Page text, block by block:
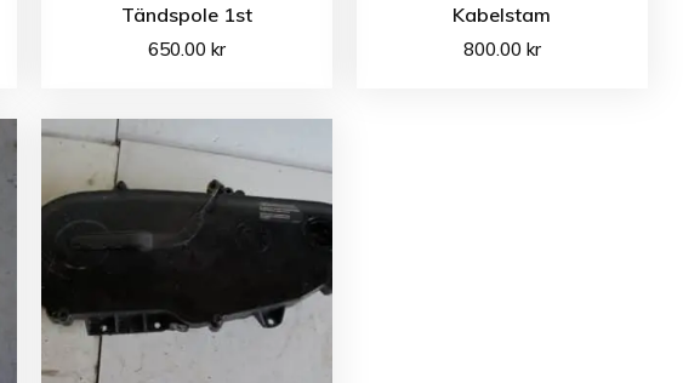
Tändspole 1st
650.00 kr
Kabelstam
800.00 kr